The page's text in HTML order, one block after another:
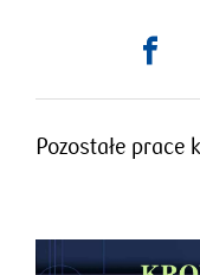
w
Pozostałe prace